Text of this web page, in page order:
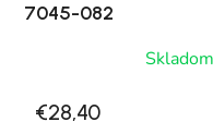
7045-082
Skladom
€28,40